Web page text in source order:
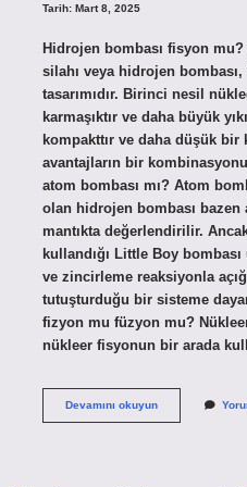
Tarih: Mart 8, 2025
Hidrojen bombası fisyon
silahı veya hidrojen
tasarımıdır. Birinci nesil
karmaşıktır ve daha büyük
kompakttır ve daha düşük
avantajların bir
atom bombası mı? Atom
olan hidrojen bombası bazen
mantıkta değerlendirilir.
kullandığı Little Boy bombası
ve zincirleme reaksiyonla
tutuşturduğu bir sisteme
fizyon mu füzyon mu?
nükleer fisyonun bir arada
Devamını okuyunHidrojen